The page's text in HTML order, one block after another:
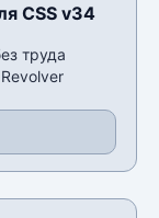
CSS v34
труда